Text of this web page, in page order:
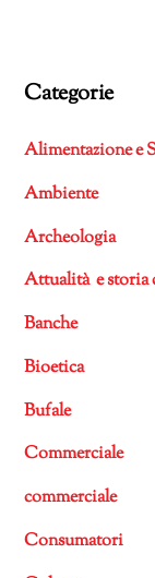
Categorie
Alimentazione e
Ambiente
Archeologia
Attualità e storia
Banche
Bioetica
Bufale
Commerciale
commerciale
Consumatori